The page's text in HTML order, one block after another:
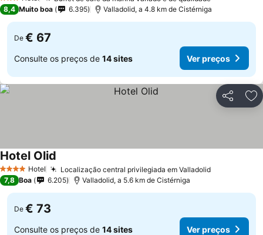
3 Estrelas
8,4 Muito boa 6.395 Valladolid, a 4.8 km de Cistérniga
De € 67
Consulte os preços de 14 sites Ver preços
Partilhar
4 EstrelasHotel Localização central privilegiada em ValladolidVer preços
Hotel Olid
7,8 Boa 6.205 Valladolid, a 5.6 km de Cistérniga
De € 73
Consulte os preços de 14 sites Ver preços